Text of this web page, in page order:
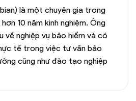
là một chuyên gia trong
10 năm kinh nghiệm. Ông
về nghiệp vụ bảo hiểm và có
tế trong việc tư vấn bảo
cũng như đào tạo nghiệp